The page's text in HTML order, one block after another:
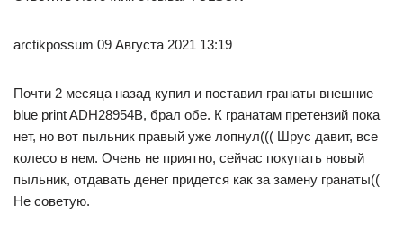
arctikpossum 09 Августа 2021 13:19
Почти 2 месяца назад купил и поставил гранаты внешние
blue print ADH28954B, брал обе. К гранатам претензий пока
нет, но вот пыльник правый уже лопнул((( Шрус давит, все
колесо в нем. Очень не приятно, сейчас покупать новый
пыльник, отдавать денег придется как за замену гранаты((
Не советую.